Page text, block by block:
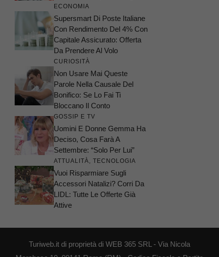
ECONOMIA
Supersmart Di Poste Italiane
Con Rendimento Del 4% Con
Capitale Assicurato: Offerta
Da Prendere Al Volo
CURIOSITÀ
Non Usare Mai Queste
Parole Nella Causale Del
Bonifico: Se Lo Fai Ti
Bloccano Il Conto
GOSSIP E TV
Uomini E Donne Gemma Ha
Deciso, Cosa Farà A
Settembre: “Solo Per Lui”
ATTUALITÀ, TECNOLOGIA
Vuoi Risparmiare Sugli
Accessori Natalizi? Corri Da
LIDL: Tutte Le Offerte Già
Attive
Turiweb.it di proprietà di WEB 365 SRL - Via Nicola